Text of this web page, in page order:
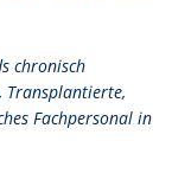
chronisch
Transplantierte,
Fachpersonal in